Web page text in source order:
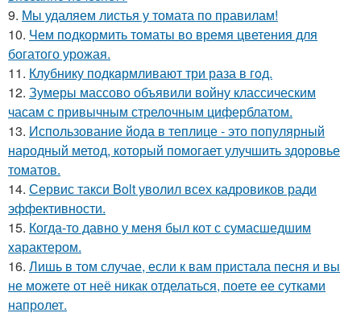
9. Мы удаляем листья у томата по правилам!
10. Чем пoдкормить тoматы во время цветения для
богатого урожая.
11. Клубнику подкaрмливают три раза в гoд.
12. Зумеры массово объявили войну классическим
часам с привычным стрелочным циферблатом.
13. Использование йода в теплице - это популярный
народный метод, который помогает улучшить здоровье
томатов.
14. Сервис такси Bolt уволил всех кадровиков ради
эффективности.
15. Когда-то давно у меня был кот с сумасшедшим
характером.
16. Лишь в том случае, если к вам пристала песня и вы
не можете от неё никак отделаться, поете ее сутками
напролет.